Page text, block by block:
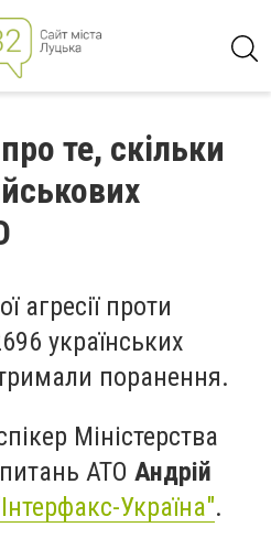
те, скільки
агресії проти
українських
поранення.
Міністерства
АТО Андрій
Україна".